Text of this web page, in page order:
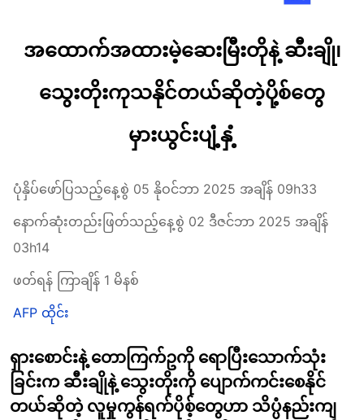
အထောက်အထားမဲ့ဆေးမြီးတိုနဲ့ ဆီးချို၊
သွေးတိုးကုသနိုင်တယ်ဆိုတဲ့ပို့စ်တွေ
မှားယွင်းပျံ့နှံ့
ပုံနှိပ်ဖော်ပြသည့်နေ့စွဲ 05 နိုဝင်ဘာ 2025 အချိန် 09h33
နောက်ဆုံးတည်းဖြတ်သည့်နေ့စွဲ 02 ဒီဇင်ဘာ 2025 အချိန်
03h14
ဖတ်ရန် ကြာချိန် 1 မိနစ်
AFP ထိုင်း
ရှားစောင်းနဲ့ တောကြက်ဥကို ရောပြီးသောက်သုံး
ခြင်းက ဆီးချိုနဲ့ သွေးတိုးကို ပျောက်ကင်းစေနိုင်
တယ်ဆိုတဲ့ လူမှုကွန်ရက်ပိုစ့်တွေဟာ သိပ္ပံနည်းကျ